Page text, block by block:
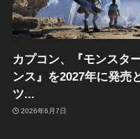
カプコン、『モンスタ
ンス』を2027年に発売
ツ...
2026年6月7日